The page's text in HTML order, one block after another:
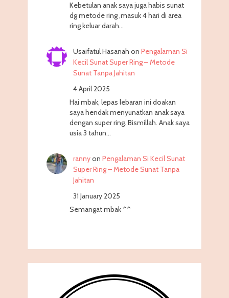
Kebetulan anak saya juga habis sunat
dg metode ring ,masuk 4 hari di area
ring keluar darah…
Usaifatul Hasanah on Pengalaman Si
Kecil Sunat Super Ring – Metode
Sunat Tanpa Jahitan
4 April 2025
Hai mbak, lepas lebaran ini doakan
saya hendak menyunatkan anak saya
dengan super ring. Bismillah. Anak saya
usia 3 tahun…
rannyon Pengalaman Si Kecil Sunat
Super Ring – Metode Sunat Tanpa
Jahitan
31 January 2025
Semangat mbak ^^